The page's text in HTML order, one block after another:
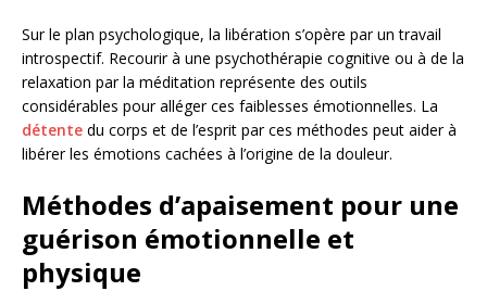
Sur le plan psychologique, la libération s’opère par un travail
introspectif. Recourir à une psychothérapie cognitive ou à de la
relaxation par la méditation représente des outils
considérables pour alléger ces faiblesses émotionnelles. La
détente du corps et de l’esprit par ces méthodes peut aider à
libérer les émotions cachées à l’origine de la douleur.
Méthodes d’apaisement pour une
guérison émotionnelle et
physique